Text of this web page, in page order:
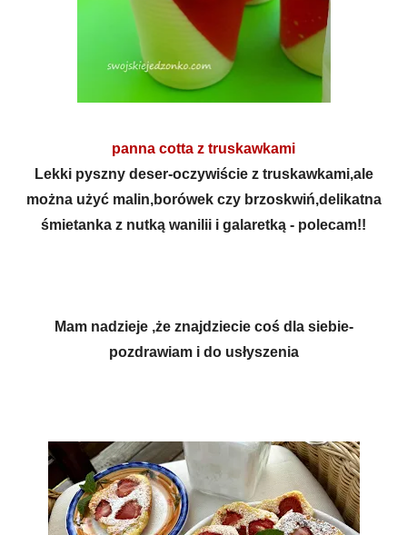
panna cotta z truskawkami
Lekki pyszny deser-oczywiście z truskawkami,ale
można użyć malin,borówek czy brzoskwiń,delikatna
śmietanka z nutką wanilii i galaretką - polecam!!
Mam nadzieje ,że znajdziecie coś dla siebie-
pozdrawiam i do usłyszenia